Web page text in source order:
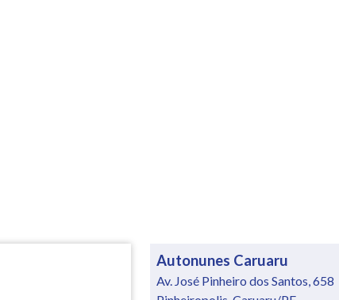
Autonunes Caruaru
Av. José Pinheiro dos Santos, 658